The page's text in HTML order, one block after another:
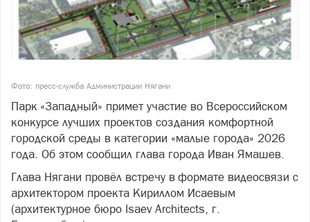
Фото: пресс-служба Администрации Нягани
Парк «Западный» примет участие во Всероссийском
конкурсе лучших проектов создания комфортной
городской среды в категории «малые города» 2026
года. Об этом сообщил глава города Иван Ямашев.
Глава Нягани провёл встречу в формате видеосвязи с
архитектором проекта Кириллом Исаевым
(архитектурное бюро Isaev Architects, г.